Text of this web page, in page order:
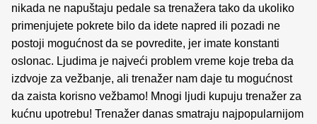
nikada ne napuštaju pedale sa trenažera tako da ukoliko
primenjujete pokrete bilo da idete napred ili pozadi ne
postoji mogućnost da se povredite, jer imate konstanti
oslonac. Ljudima je najveći problem vreme koje treba da
izdvoje za vežbanje, ali trenažer nam daje tu mogućnost
da zaista korisno vežbamo! Mnogi ljudi kupuju trenažer za
kućnu upotrebu! Trenažer danas smatraju najpopularnijom